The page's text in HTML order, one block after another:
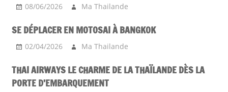
08/06/2026 Ma Thailande
SE DÉPLACER EN MOTOSAI À BANGKOK
02/04/2026 Ma Thailande
THAI AIRWAYS LE CHARME DE LA THAÏLANDE DÈS LA
PORTE D’EMBARQUEMENT